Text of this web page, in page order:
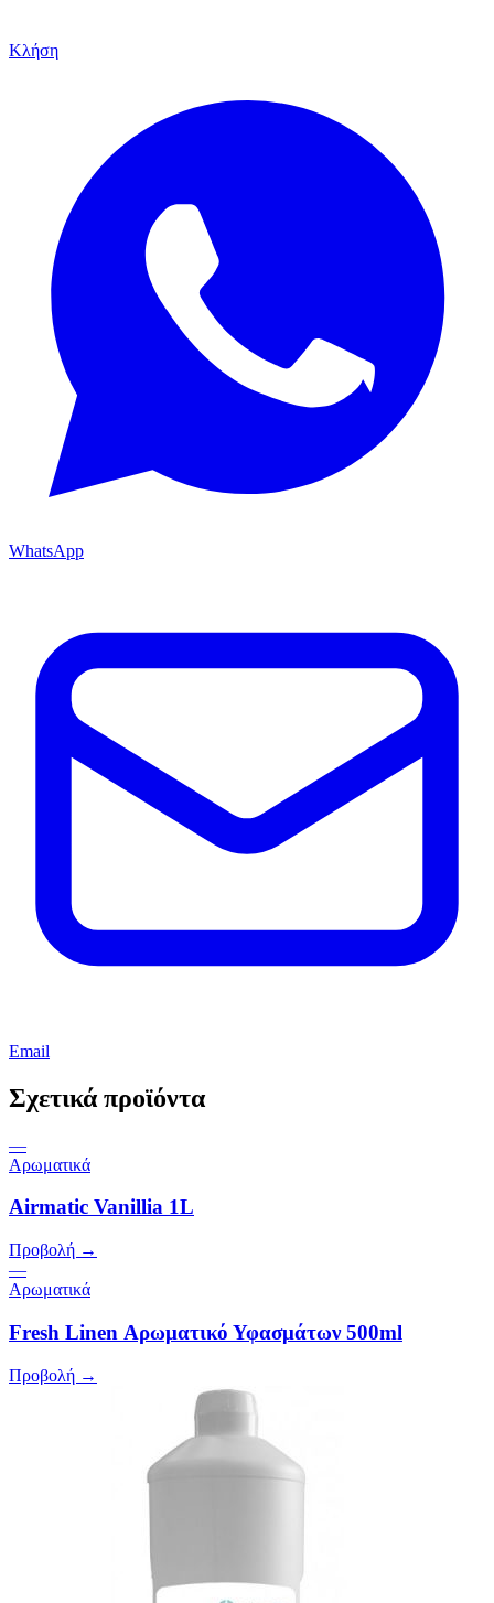
Κλήση
WhatsApp
Email
Σχετικά προϊόντα
—
Αρωματικά
Airmatic Vanillia 1L
Προβολή →
—
Αρωματικά
Fresh Linen Αρωματικό Υφασμάτων 500ml
Προβολή →